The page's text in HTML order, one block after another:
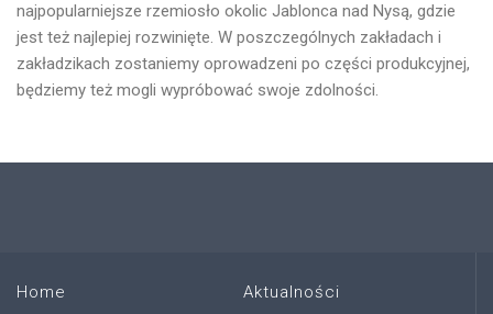
najpopularniejsze rzemiosło okolic Jablonca nad Nysą, gdzie
jest też najlepiej rozwinięte. W poszczególnych zakładach i
zakładzikach zostaniemy oprowadzeni po części produkcyjnej,
będziemy też mogli wypróbować swoje zdolności.
Home
Aktualności